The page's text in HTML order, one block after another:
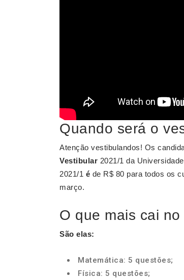
Quando será o
Atenção vestibulandos! Os
Vestibular 2021/1 da
2021/1 é de R$ 80 para todos os
março.
O que mais cai
São elas:
Matemática: 5 questões;
Física: 5 questões;